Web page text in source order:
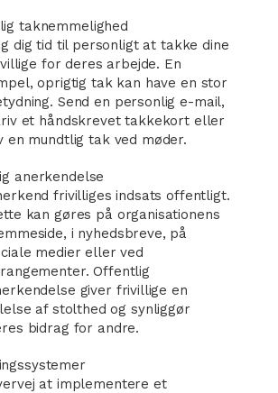
taknemmelighed
dig tid til personligt at takke dine
for deres arbejde. En
oprigtig tak kan have en stor
Send en personlig e-mail,
et håndskrevet takkekort eller
en mundtlig tak ved møder.
anerkendelse
frivilliges indsats offentligt.
kan gøres på organisationens
i nyhedsbreve, på
medier eller ved
Offentlig
giver frivillige en
af stolthed og synliggør
bidrag for andre.
at implementere et